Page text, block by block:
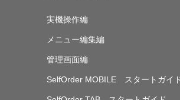
実機操作編
メニュー編集編
管理画面編
SelfOrder MOBILE スタートガイ